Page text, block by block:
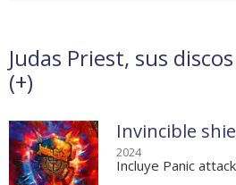
Judas Priest, sus
(+)
Invincible
2024
Incluye Panic attack